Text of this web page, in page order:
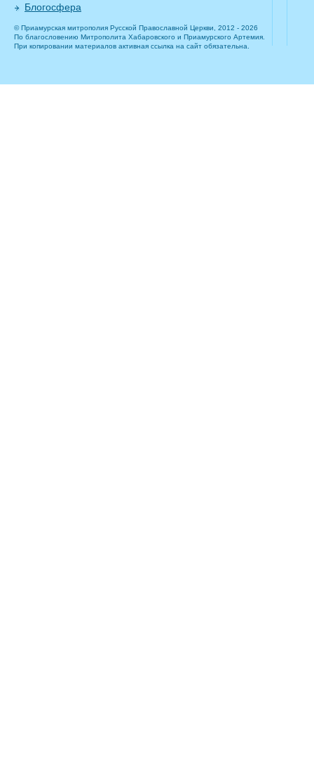
Блогосфера
© Приамурская митрополия Русской Православной Церкви, 2012 - 2026
По благословению Митрополита Хабаровского и Приамурского Артемия.
При копировании материалов активная ссылка на сайт обязательна.